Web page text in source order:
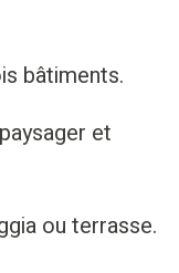
bâtiments.
et
ou terrasse.